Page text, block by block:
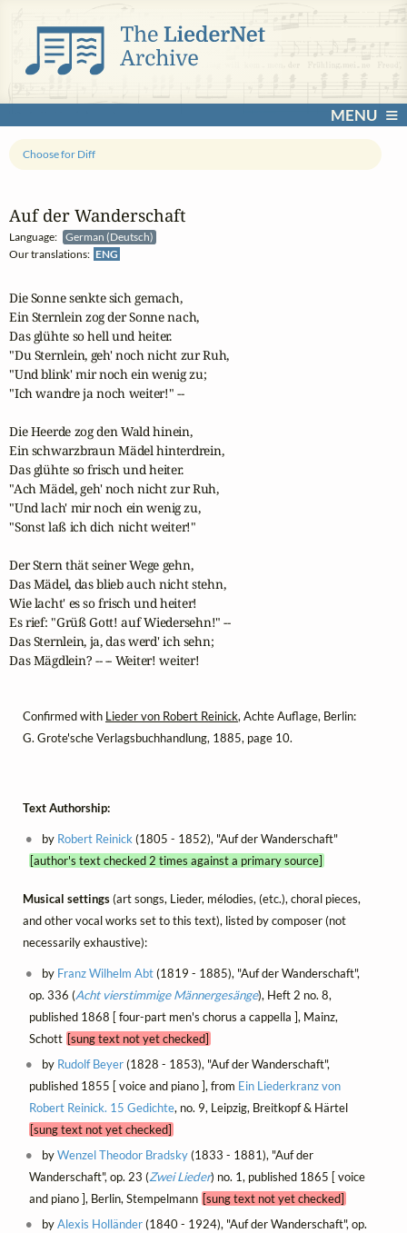
MENU
Auf der Wanderschaft
Language:
German (Deutsch)
Our translations: ENG
Choose for Diff
Die Sonne senkte sich gemach,
Ein Sternlein zog der Sonne nach,
Das glühte so hell und heiter.
"Du Sternlein, geh' noch nicht zur Ruh,
"Und blink' mir noch ein wenig zu;
"Ich wandre ja noch weiter!" --
Die Heerde zog den Wald hinein,
Ein schwarzbraun Mädel hinterdrein,
Das glühte so frisch und heiter.
"Ach Mädel, geh' noch nicht zur Ruh,
"Und lach' mir noch ein wenig zu,
"Sonst laß ich dich nicht weiter!"
Der Stern thät seiner Wege gehn,
Das Mädel, das blieb auch nicht stehn,
Wie lacht' es so frisch und heiter!
Es rief: "Grüß Gott! auf Wiedersehn!" --
Das Sternlein, ja, das werd' ich sehn;
Das Mägdlein? -- -- Weiter! weiter!
Confirmed with Lieder von Robert Reinick, Achte Auflage, Berlin:
G. Grote'sche Verlagsbuchhandlung, 1885, page 10.
Text Authorship:
by Robert Reinick (1805 - 1852), "Auf der Wanderschaft"
[author's text checked 2 times against a primary source]
Musical settings(art songs, Lieder, mélodies, (etc.), choral pieces,
and other vocal works set to this text), listed by composer (not
necessarily exhaustive):
by Franz Wilhelm Abt(1819 - 1885), "Auf der Wanderschaft",
op. 336 (Acht vierstimmige Männergesänge), Heft 2 no. 8,
published 1868 [ four-part men's chorus a cappella ], Mainz,
Schott [sung text not yet checked]
by Rudolf Beyer(1828 - 1853), "Auf der Wanderschaft",
published 1855 [ voice and piano ], from Ein Liederkranz von
Robert Reinick. 15 Gedichte, no. 9, Leipzig, Breitkopf & Härtel
[sung text not yet checked]
byWenzel Theodor Bradsky(1833 - 1881), "Auf der
Wanderschaft", op. 23 (Zwei Lieder) no. 1, published 1865 [ voice
and piano ], Berlin, Stempelmann [sung text not yet checked]
byAlexis Holländer(1840 - 1924), "Auf der Wanderschaft", op.